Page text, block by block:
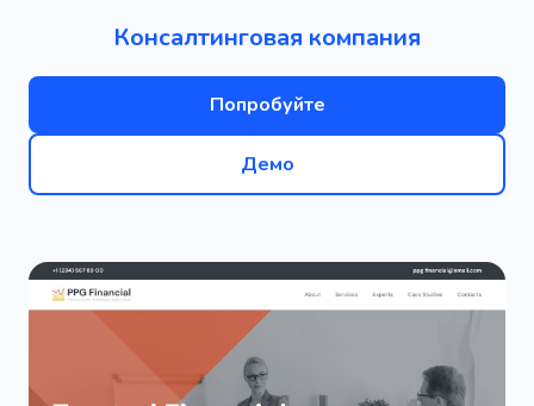
Консалтинговая компания
Попробуйте
Демо